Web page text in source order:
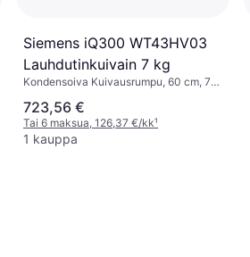
Siemens iQ300 WT43HV03
Lauhdutinkuivain 7 kg
Kondensoiva Kuivausrumpu, 60 cm, 7
723,56 €
Tai 6 maksua, 126,37 €/kk¹
1 kauppa